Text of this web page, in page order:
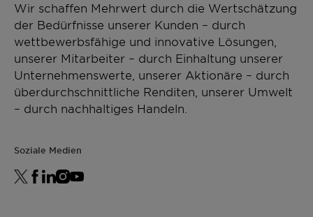
Wir schaffen Mehrwert durch die Wertschätzung
der Bedürfnisse unserer Kunden – durch
wettbewerbsfähige und innovative Lösungen,
unserer Mitarbeiter – durch Einhaltung unserer
Unternehmenswerte, unserer Aktionäre – durch
überdurchschnittliche Renditen, unserer Umwelt
– durch nachhaltiges Handeln.
Soziale Medien